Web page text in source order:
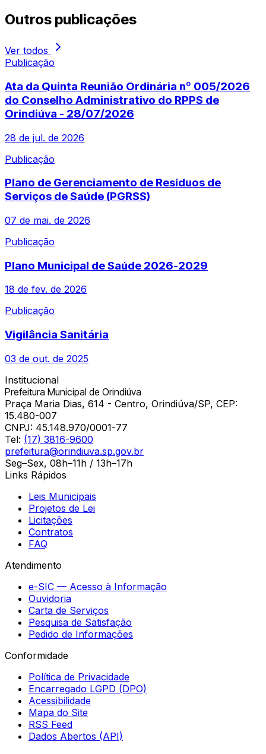
Outros publicações
Ver todos
Publicação
Ata da Quinta Reunião Ordinária nº 005/2026
do Conselho Administrativo do RPPS de
Orindiúva - 28/07/2026
28 de jul. de 2026
Publicação
Plano de Gerenciamento de Resíduos de
Serviços de Saúde (PGRSS)
07 de mai. de 2026
Publicação
Plano Municipal de Saúde 2026-2029
18 de fev. de 2026
Publicação
Vigilância Sanitária
03 de out. de 2025
Institucional
Prefeitura Municipal de Orindiúva
Praça Maria Dias, 614 - Centro, Orindiúva/SP, CEP:
15.480-007
CNPJ: 45.148.970/0001-77
Tel: (17) 3816-9600
prefeitura@orindiuva.sp.gov.br
Seg–Sex, 08h–11h / 13h–17h
Links Rápidos
Leis Municipais
Projetos de Lei
Licitações
Contratos
FAQ
Atendimento
e-SIC — Acesso à Informação
Ouvidoria
Carta de Serviços
Pesquisa de Satisfação
Pedido de Informações
Conformidade
Política de Privacidade
Encarregado LGPD (DPO)
Acessibilidade
Mapa do Site
RSS Feed
Dados Abertos (API)